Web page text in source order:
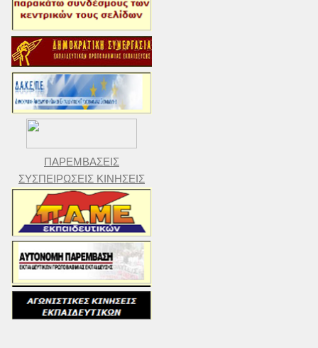
ΠΑΡΕΜΒΑΣΕΙΣ
ΣΥΣΠΕΙΡΩΣΕΙΣ ΚΙΝΗΣΕΙΣ